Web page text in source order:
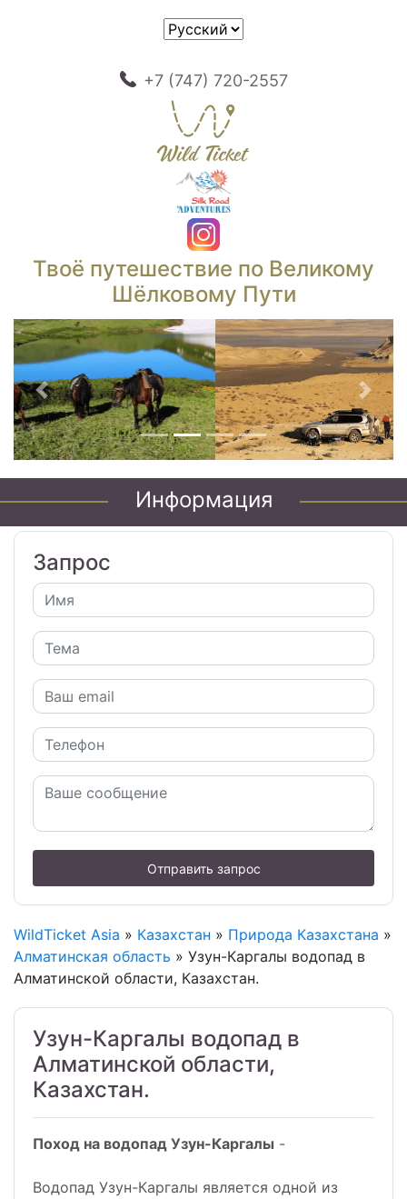
+7 (747) 720-2557
Твоё путешествие по Великому
Шёлковому Пути
Предыдущий
Информация
Запрос
Отправить запрос
WildTicket Asia » Казахстан » Природа Казахстана »
Алматинская область » Узун-Каргалы водопад в
Алматинской области, Казахстан.
Узун-Каргалы водопад в
Алматинской области,
Казахстан.
Поход на водопад Узун-Каргалы -
Водопад Узун-Каргалы является одной из